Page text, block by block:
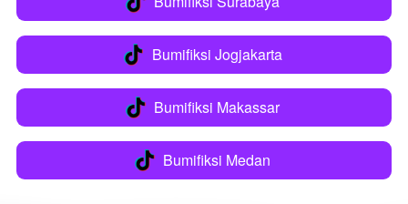
` Bumifiksi Jogjakarta
` Bumifiksi Makassar
` Bumifiksi Medan